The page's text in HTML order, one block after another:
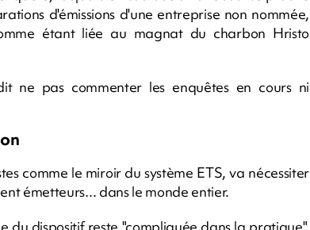
d'émissions d'une entreprise non nommée,
étant liée au magnat du charbon Hristo
ne pas commenter les enquêtes en cours ni
comme le miroir du système ETS, va nécessiter
émetteurs... dans le monde entier.
du dispositif reste "compliquée dans la pratique",